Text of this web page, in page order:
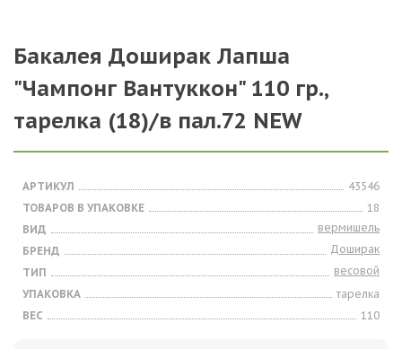
Бакалея Доширак Лапша
"Чампонг Вантуккон" 110 гр.,
тарелка (18)/в пал.72 NEW
АРТИКУЛ
43546
ТОВАРОВ В УПАКОВКЕ
18
ВИД
вермишель
БРЕНД
Доширак
ТИП
весовой
УПАКОВКА
тарелка
ВЕС
110